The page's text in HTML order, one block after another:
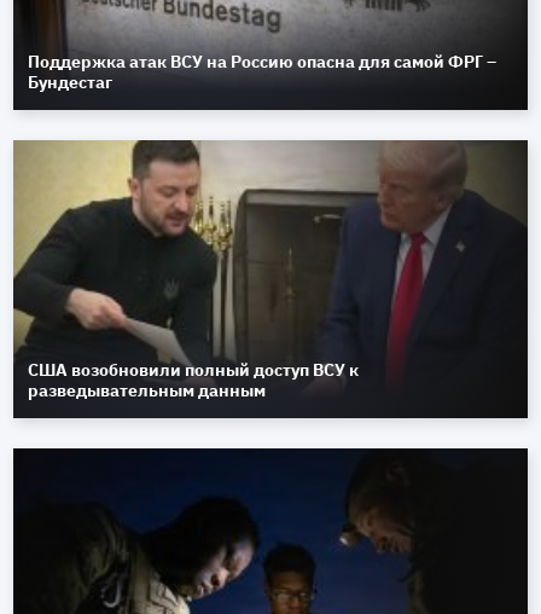
Поддержка атак ВСУ на Россию опасна для самой ФРГ –
Бундестаг
США возобновили полный доступ ВСУ к
разведывательным данным